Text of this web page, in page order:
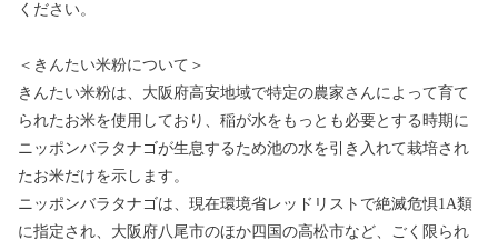
ください。
＜きんたい米粉について＞
きんたい米粉は、大阪府高安地域で特定の農家さんによって育て
られたお米を使用しており、稲が水をもっとも必要とする時期に
ニッポンバラタナゴが生息するため池の水を引き入れて栽培され
たお米だけを示します。
ニッポンバラタナゴは、現在環境省レッドリストで絶滅危惧1A類
に指定され、大阪府八尾市のほか四国の高松市など、ごく限られ